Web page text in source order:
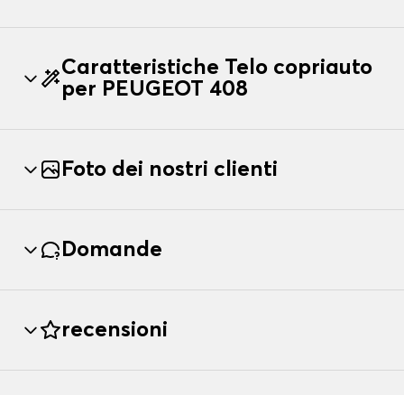
Caratteristiche Telo copriauto
per PEUGEOT 408
Foto dei nostri clienti
Domande
recensioni